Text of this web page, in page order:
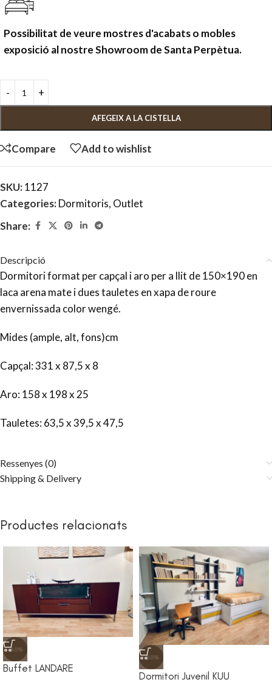
Possibilitat de veure mostres d'acabats o mobles
exposició al nostre Showroom de Santa Perpètua.
AFEGEIX A LA CISTELLA
Compare Add to wishlist
SKU:1127
Categories:Dormitoris, Outlet
Share:
Descripció
Dormitori format per capçal i aro per a llit de 150×190 en
laca arena mate i dues tauletes en xapa de roure
envernissada color wengé.
Mides (ample, alt, fons)cm
Capçal: 331 x 87,5 x 8
Aro: 158 x 198 x 25
Tauletes: 63,5 x 39,5 x 47,5
Ressenyes (0)
Shipping & Delivery
Productes relacionats
-50%
Buffet LANDARE
-50%
Dormitori Juvenil KUU